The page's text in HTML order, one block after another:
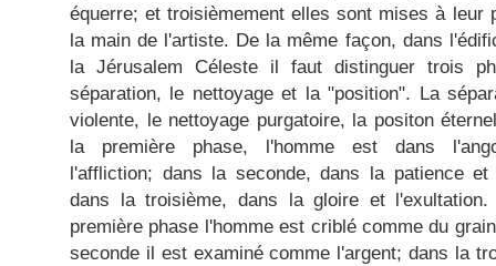
équerre; et troisièmement elles sont mises à leur
la main de l'artiste. De la même façon, dans
la Jérusalem Céleste il faut distinguer trois
séparation, le nettoyage et la "position". La
violente, le nettoyage purgatoire, la positon
la première phase, l'homme est dans
l'affliction; dans la seconde, dans la patience et
dans la troisième, dans la gloire et
première phase l'homme est criblé comme du
seconde il est examiné comme l'argent; dans la